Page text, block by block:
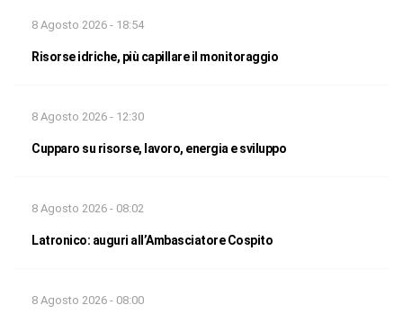
8 Agosto 2026 - 18:54
Risorse idriche, più capillare il monitoraggio
8 Agosto 2026 - 12:30
Cupparo su risorse, lavoro, energia e sviluppo
8 Agosto 2026 - 08:02
Latronico: auguri all’Ambasciatore Cospito
8 Agosto 2026 - 08:00